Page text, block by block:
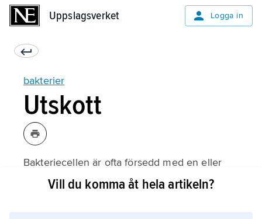
Uppslagsverket Logga in
bakterier
Utskott
Bakteriecellen är ofta försedd med en eller
flera, ibland många,
Vill du komma åt hela artikeln?